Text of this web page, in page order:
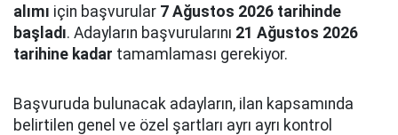
alımı için başvurular 7 Ağustos 2026 tarihinde
başladı. Adayların başvurularını 21 Ağustos 2026
tarihine kadar tamamlaması gerekiyor.
Başvuruda bulunacak adayların, ilan kapsamında
belirtilen genel ve özel şartları ayrı ayrı kontrol